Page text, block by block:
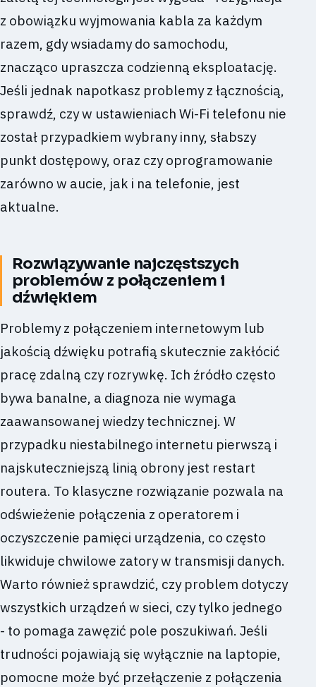
z obowiązku wyjmowania kabla za każdym
razem, gdy wsiadamy do samochodu,
znacząco upraszcza codzienną eksploatację.
Jeśli jednak napotkasz problemy z łącznością,
sprawdź, czy w ustawieniach Wi-Fi telefonu nie
został przypadkiem wybrany inny, słabszy
punkt dostępowy, oraz czy oprogramowanie
zarówno w aucie, jak i na telefonie, jest
aktualne.
Rozwiązywanie najczęstszych
problemów z połączeniem i
dźwiękiem
Problemy z połączeniem internetowym lub
jakością dźwięku potrafią skutecznie zakłócić
pracę zdalną czy rozrywkę. Ich źródło często
bywa banalne, a diagnoza nie wymaga
zaawansowanej wiedzy technicznej. W
przypadku niestabilnego internetu pierwszą i
najskuteczniejszą linią obrony jest restart
routera. To klasyczne rozwiązanie pozwala na
odświeżenie połączenia z operatorem i
oczyszczenie pamięci urządzenia, co często
likwiduje chwilowe zatory w transmisji danych.
Warto również sprawdzić, czy problem dotyczy
wszystkich urządzeń w sieci, czy tylko jednego
- to pomaga zawęzić pole poszukiwań. Jeśli
trudności pojawiają się wyłącznie na laptopie,
pomocne może być przełączenie z połączenia